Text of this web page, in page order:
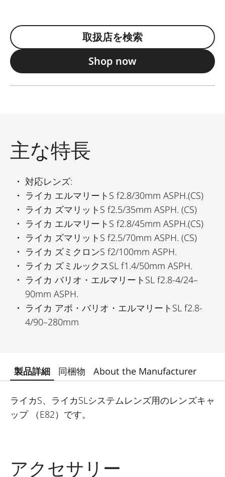
取扱店を検索
Shop now
主な特長
対応レンズ:
ライカ エルマリートS f2.8/30mm ASPH.(CS)
ライカ ズマリットS f2.5/35mm ASPH. (CS)
ライカ エルマリートS f2.8/45mm ASPH.(CS)
ライカ ズマリットS f2.5/70mm ASPH. (CS)
ライカ ズミクロンS f2/100mm ASPH.
ライカ ズミルックスSL f1.4/50mm ASPH.
ライカ バリオ・エルマリートSL f2.8-4/24–
90mm ASPH.
ライカ アポ・バリオ・エルマリートSL f2.8-
4/90–280mm
製品詳細 同梱物 About the Manufacturer
ライカS、ライカSLシステムレンズ用のレンズキャ
ップ （E82）です。
アクセサリー